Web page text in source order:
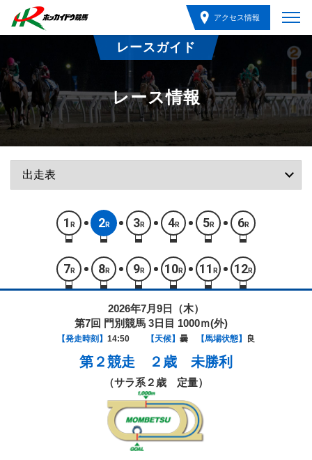
アクセス情報
レースガイド
レース情報
1 R 2R 3R 4R 5R 6R
7 R 8R 9R 10R 11 R 12R
2026年7月9日（木）
第7回 門別競馬 3日目 1000ｍ(外)
【発走時刻】 14:50 【天候】 曇 【馬場状態】 良
第２競走 ２歳 未勝利
（サラ系２歳 定量）